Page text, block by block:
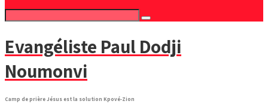
Evangéliste Paul Dodji
Noumonvi
Camp de prière Jésus est la solution Kpové-Zion